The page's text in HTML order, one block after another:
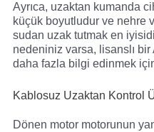
Ayrıca, uzaktan kumanda
küçük boyutludur ve nehre
sudan uzak tutmak en
nedeniniz varsa, lisanslı
daha fazla bilgi edinmek
Kablosuz Uzaktan Kontrol
Dönen motor motorunun